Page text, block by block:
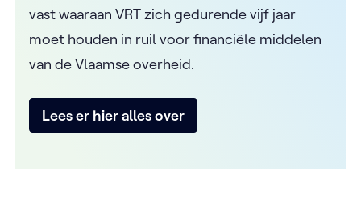
vast waaraan VRT zich gedurende vijf jaar
moet houden in ruil voor financiële middelen
van de Vlaamse overheid.
Lees er hier alles over